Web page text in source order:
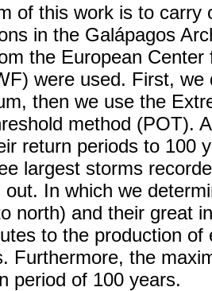
of this work is to carry
in the Galápagos
the European
were used. First,
then we use the
method (POT).
return periods to 100
largest storms
out. In which we
north) and their great
to the production
Furthermore, the
period of 100 years.